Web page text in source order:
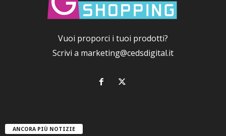
Vuoi proporci i tuoi prodotti?
Scrivi a marketing@cedsdigital.it
ANCORA PIÙ NOTIZIE